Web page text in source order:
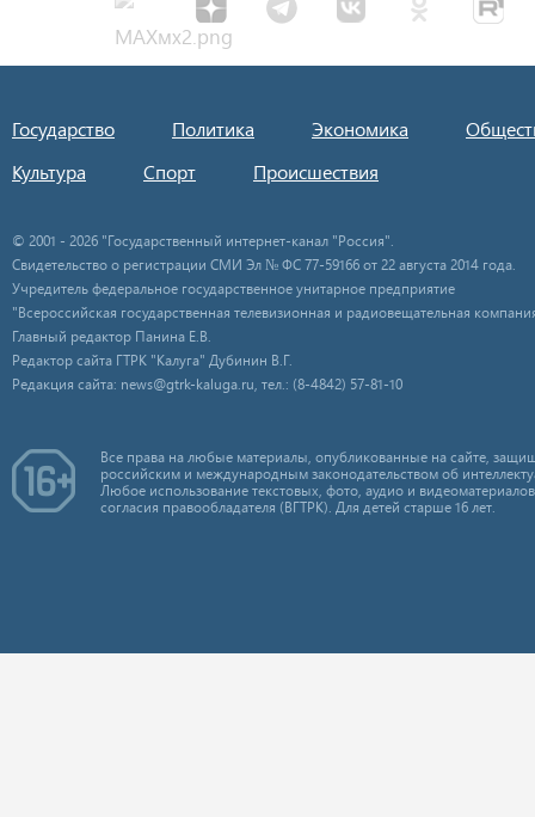
Государство Политика Экономика
Культура
Спорт Происшествия
© 2001 - 2026 "Государственный интернет-канал "Россия".
Свидетельство о регистрации СМИ Эл № ФС 77-59166 от 22 августа 2014 года.
Учредитель федеральное государственное унитарное предприятие
"Всероссийская государственная телевизионная и радиовещательная
Главный редактор Панина Е.В.
Редактор сайта ГТРК "Калуга" Дубинин В.Г.
Редакция сайта: news@gtrk-kaluga.ru, тел.: (8-4842) 57-81-10
Все права на любые материалы, опубликованные на сайте,
российским и международным законодательством об
Любое использование текстовых, фото, аудио и
согласия правообладателя (ВГТРК). Для детей старше 16 лет.